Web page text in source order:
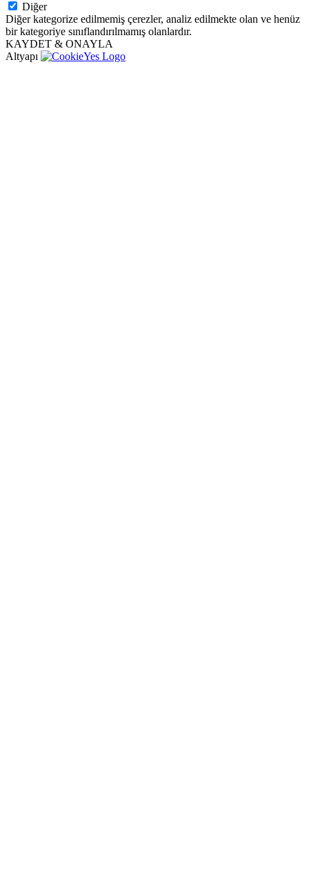
Diğer
Diğer kategorize edilmemiş çerezler, analiz edilmekte olan ve henüz
bir kategoriye sınıflandırılmamış olanlardır.
KAYDET & ONAYLA
Altyapı